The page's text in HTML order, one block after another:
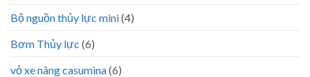
Bộ nguồn thủy lực mini(4)
Bơm Thủy lực (6)
vỏ xe nâng casumina(6)